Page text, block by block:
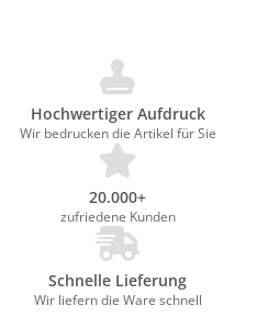
Hochwertiger Aufdruck
Wir bedrucken die Artikel für Sie
20.000+
zufriedene Kunden
Schnelle Lieferung
Wir liefern die Ware schnell